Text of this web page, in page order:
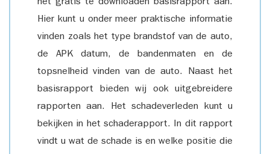
het gratis te downloaden basisrapport aan.
Hier kunt u onder meer praktische informatie
vinden zoals het type brandstof van de auto,
de APK datum, de bandenmaten en de
topsnelheid vinden van de auto. Naast het
basisrapport bieden wij ook uitgebreidere
rapporten aan. Het schadeverleden kunt u
bekijken in het schaderapport. In dit rapport
vindt u wat de schade is en welke positie die